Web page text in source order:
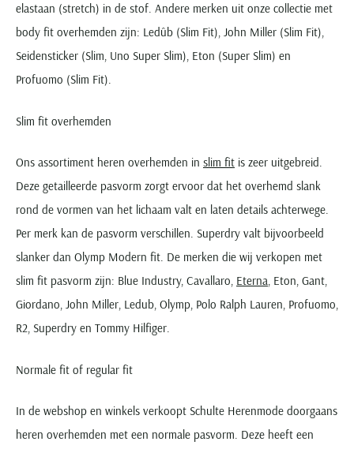
elastaan (stretch) in de stof. Andere merken uit onze collectie met
body fit overhemden zijn: Ledûb (Slim Fit), John Miller (Slim Fit),
Seidensticker (Slim, Uno Super Slim), Eton (Super Slim) en
Profuomo (Slim Fit).
Slim fit overhemden
Ons assortiment heren overhemden in slim fit is zeer uitgebreid.
Deze getailleerde pasvorm zorgt ervoor dat het overhemd slank
rond de vormen van het lichaam valt en laten details achterwege.
Per merk kan de pasvorm verschillen. Superdry valt bijvoorbeeld
slanker dan Olymp Modern fit. De merken die wij verkopen met
slim fit pasvorm zijn: Blue Industry, Cavallaro, Eterna, Eton, Gant,
Giordano, John Miller, Ledub, Olymp, Polo Ralph Lauren, Profuomo,
R2, Superdry en Tommy Hilfiger.
Normale fit of regular fit
In de webshop en winkels verkoopt Schulte Herenmode doorgaans
heren overhemden met een normale pasvorm. Deze heeft een